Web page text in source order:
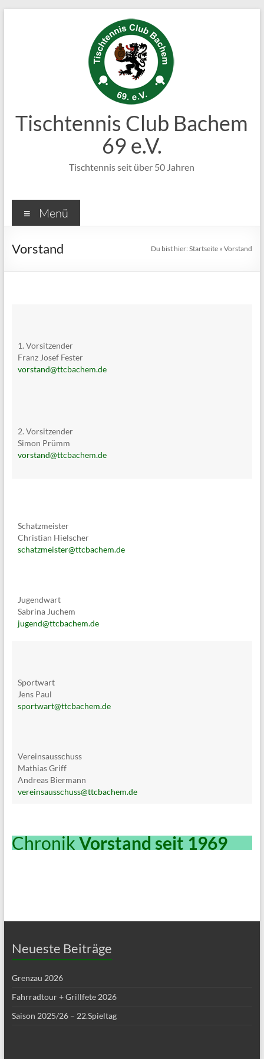
Tischtennis Club Bachem
69 e.V.
Tischtennis seit über 50 Jahren
Menü
Vorstand Du bist hier:Startseite »Vorstand
1. Vorsitzender
Franz Josef Fester
vorstand@ttcbachem.de
2. Vorsitzender
Simon Prümm
vorstand@ttcbachem.de
Schatzmeister
Christian Hielscher
schatzmeister@ttcbachem.de
Jugendwart
Sabrina Juchem
jugend@ttcbachem.de
Sportwart
Jens Paul
sportwart@ttcbachem.de
Vereinsausschuss
Mathias Griff
Andreas Biermann
vereinsausschuss@ttcbachem.de
ChronikVorstand seit 1969
Neueste Beiträge
Grenzau 2026
Fahrradtour + Grillfete 2026
Saison 2025/26 – 22.Spieltag